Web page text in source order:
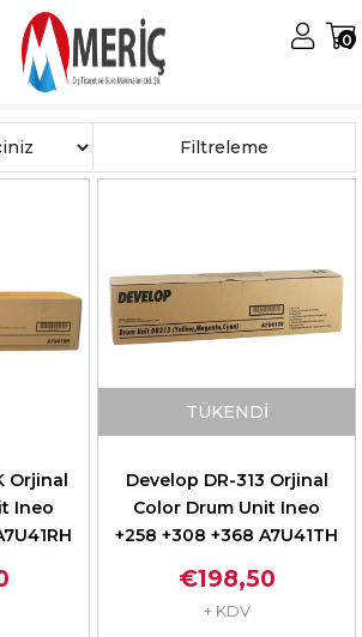
0
Drumlar
Filtreleme
Orjinal
Ineo
TÜKENDI
Develop DR-313 Orjinal
Color Drum Unit Ineo
+258 +308 +368 A7U41TH
€198,50
+ KDV